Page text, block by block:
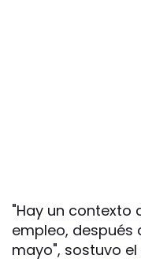
"Hay un contexto
empleo, después
mayo", sostuvo